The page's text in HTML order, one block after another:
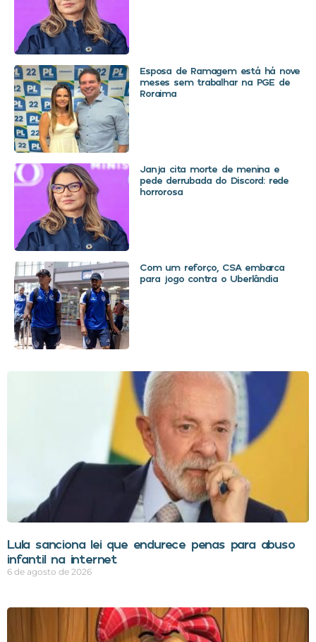
Esposa de Ramagem está há nove
meses sem trabalhar na PGE de
Roraima
Janja cita morte de menina e
pede derrubada do Discord: rede
horrorosa
Com um reforço, CSA embarca
para jogo contra o Uberlândia
Lula sanciona lei que endurece penas para abuso
infantil na internet
6 de agosto de 2026